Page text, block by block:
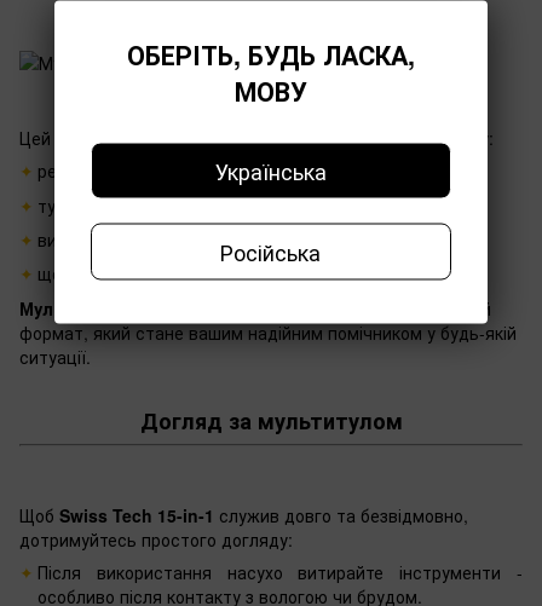
Цей мультитулswiss tech 15 в 1- незамінний союзник у:
ремонті техніки, велосипеда чи авто.
туристичних поїздках та кемпінгу.
виживанні на природі.
щоденних дрібних задачах.
Мультитул із пилкою, ножем та викрутками
- саме той
формат, який стане вашим надійним помічником у будь-якій
ситуації.
Догляд за мультитулом
Щоб Swiss Tech 15-in-1 служив довго та безвідмовно,
дотримуйтесь простого догляду:
Після використання насухо витирайте інструменти -
особливо після контакту з вологою чи брудом.
ОБЕРІТЬ, БУДЬ ЛАСКА,
МОВУ
Українська
Російська